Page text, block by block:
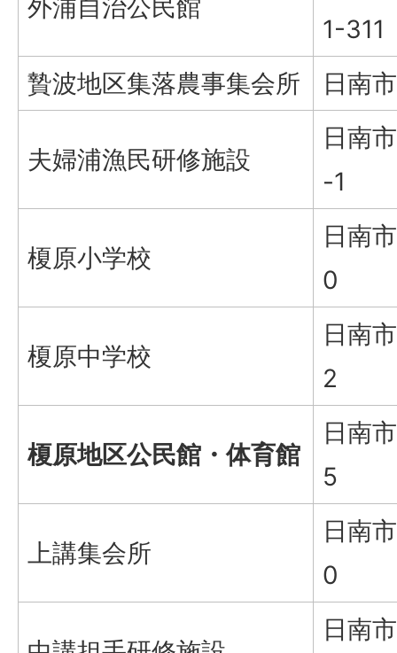
外浦自治公民館
1-311
贄波地区集落農事集会所
日南
夫婦浦漁民研修施設
日南
-1
榎原小学校
日南
0
榎原中学校
日南
2
榎原地区公民館・体育館
日南
5
上講集会所
日南
0
日南